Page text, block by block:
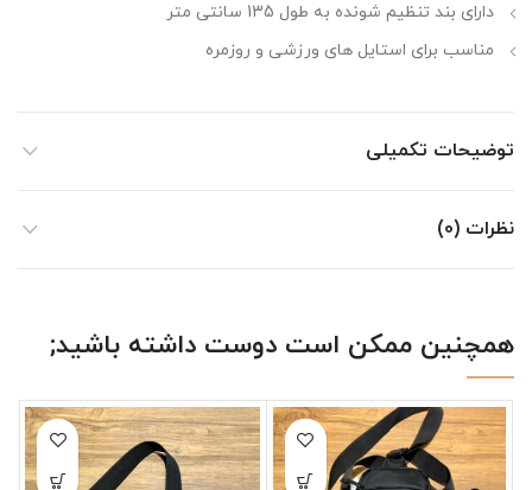
دارای بند تنظیم شونده به طول 135 سانتی متر
مناسب برای استایل های ورزشی و روزمره
توضیحات تکمیلی
نظرات (0)
همچنین ممکن است دوست داشته باشید;